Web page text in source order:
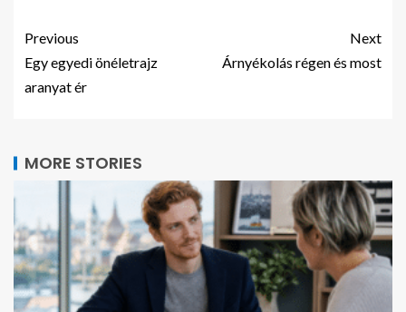
Previous
Egy egyedi önéletrajz
aranyat ér
Next
Árnyékolás régen és most
MORE STORIES